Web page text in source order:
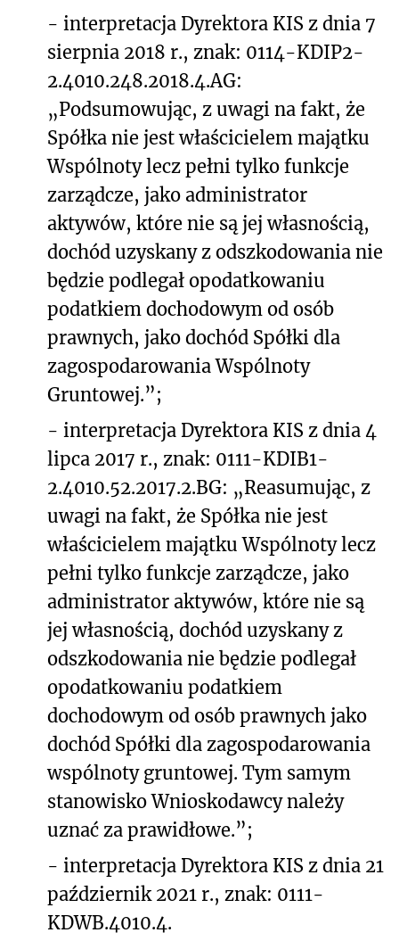
- interpretacja Dyrektora KIS z dnia 7
sierpnia 2018 r., znak: 0114-KDIP2-
2.4010.248.2018.4.AG:
„Podsumowując, z uwagi na fakt, że
Spółka nie jest właścicielem majątku
Wspólnoty lecz pełni tylko funkcje
zarządcze, jako administrator
aktywów, które nie są jej własnością,
dochód uzyskany z odszkodowania nie
będzie podlegał opodatkowaniu
podatkiem dochodowym od osób
prawnych, jako dochód Spółki dla
zagospodarowania Wspólnoty
Gruntowej.”;
- interpretacja Dyrektora KIS z dnia 4
lipca 2017 r., znak: 0111-KDIB1-
2.4010.52.2017.2.BG: „Reasumując, z
uwagi na fakt, że Spółka nie jest
właścicielem majątku Wspólnoty lecz
pełni tylko funkcje zarządcze, jako
administrator aktywów, które nie są
jej własnością, dochód uzyskany z
odszkodowania nie będzie podlegał
opodatkowaniu podatkiem
dochodowym od osób prawnych jako
dochód Spółki dla zagospodarowania
wspólnoty gruntowej. Tym samym
stanowisko Wnioskodawcy należy
uznać za prawidłowe.”;
- interpretacja Dyrektora KIS z dnia 21
październik 2021 r., znak: 0111-
KDWB.4010.4.